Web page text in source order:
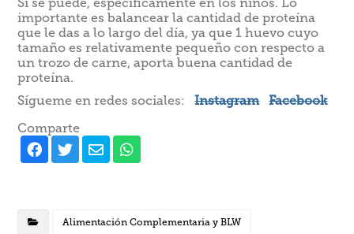
Si se puede, específicamente en los niños. Lo
importante es balancear la cantidad de proteína
que le das a lo largo del día, ya que 1 huevo cuyo
tamaño es relativamente pequeño con respecto a
un trozo de carne, aporta buena cantidad de
proteína.
Sígueme en redes sociales:Instagram
Facebook
Comparte
Alimentación Complementaria y BLW